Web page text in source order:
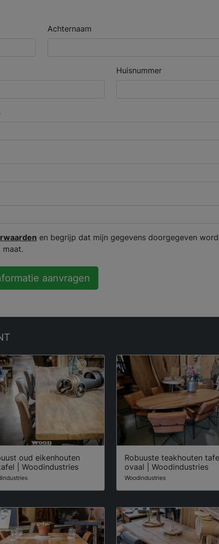
Achternaam
Huisnummer
en begrijp dat mijn gegevens doorgegeven
maat.
aanvragen
oud eikenhouten
| Woodindustries
Robuuste teakhouten
ovaal | Woodindustries
Woodindustries